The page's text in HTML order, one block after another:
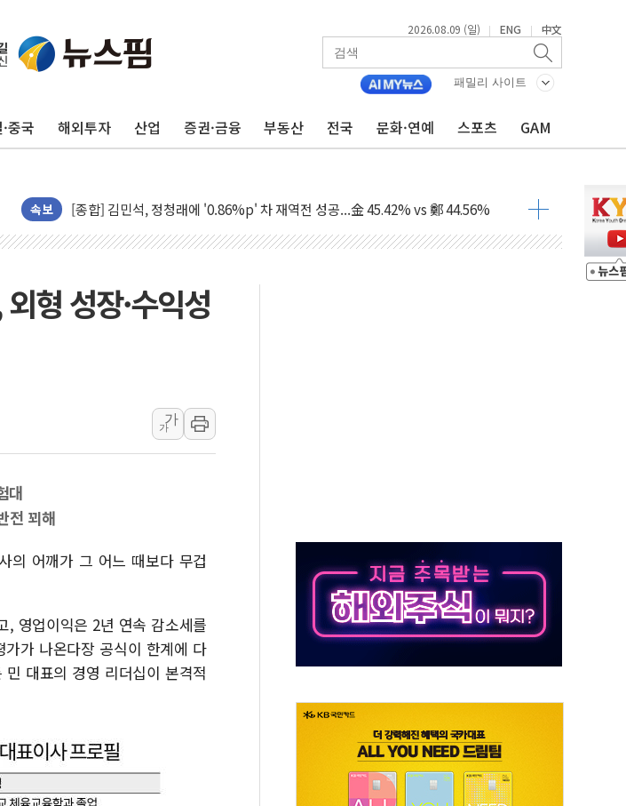
2026.08.09 (일) | ENG | 中文
패밀리 사이트
중국 해외투자 산업 증권·금융 부동산 전국 문화·연예 스포츠 GAM
속보
포항시 재난예산 40억 긴급 투입…고수온 양식장 복구·지원 '총력'
울진·영덕 '호우특보'-포항 '산사태 주의보'...경북도, 호우 피해·통제구간 없어
인천 합동연설회 나선 송영길·정청래·김민석 당대표 후보
김민석, 2주차 제주·인천 경선서 정청래에 승리...47.75% vs 42.08%
[속보] 민주, 제주·인천 경선 결과 발표...김민석 47.75% 정청래 42.08%
[속보] 민주, 인천 경선 결과 발표...김민석 45.09% 정청래 43.27% 송영길 11.63%
강릉·동해·삼척 시간당 최대 50㎜ 폭우…강원 동해안 강한 비 이어져
폐기물 수거하다 참변…60대 환경미화원 수거차에 치여 사망
추미애, '위안부' 피해자 기림의 날 참석..."국제적 시민 연대로 목소리 내야"
인천 선재도 갯벌서 해루질 중 실종 60대 나흘만에 숨진 채 발견
인천서 말다툼 중 어머니 흉기 살해 10대 아들 체포
'화합' 꺼낸 김민석에 '뻔뻔' 받아친 정청래…제주 연설서 신경전 고조
형 성장·수익성
가
가
대
전 꾀해
의 어깨가 그 어느 때보다 무겁
, 영업이익은 2년 연속 감소세를
가 나온다장 공식이 한계에 다
대표의 경영 리더십이 본격적